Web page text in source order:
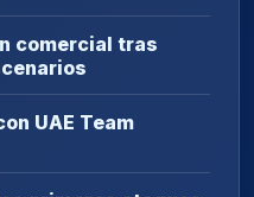
comercial tras
UAE Team